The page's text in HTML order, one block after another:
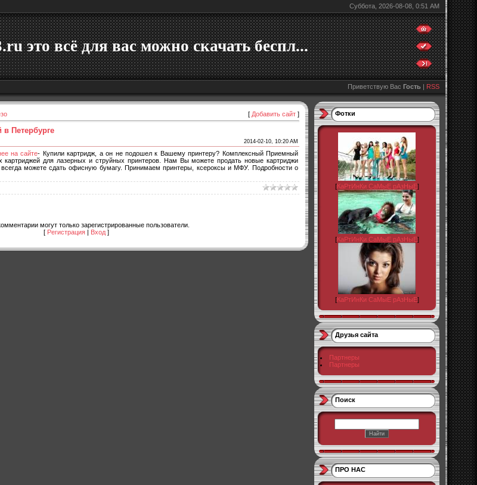
Суббота, 2026-08-08, 0:51 AM
это всё для вас можно скачать беспл...
Приветствую Вас Гость | RSS
[ Добавить сайт ]
Петербурге
2014-02-10, 10:20 AM
на сайте- Купили картридж, а он не подошел к Вашему принтеру? Комплексный Приемный
картриджей для лазерных и струйных принтеров. Нам Вы можете продать новые картриджи
можете сдать офисную бумагу. Принимаем принтеры, ксероксы и МФУ. Подробности о
могут только зарегистрированные пользователи.
[ Регистрация | Вход ]
Фотки
[КаРтИнКи СаМыЕ рАзНыЕ]
[КаРтИнКи СаМыЕ рАзНыЕ]
[КаРтИнКи СаМыЕ рАзНыЕ]
Друзья сайта
Партнеры
Партнеры
Поиск
ПРО НАС